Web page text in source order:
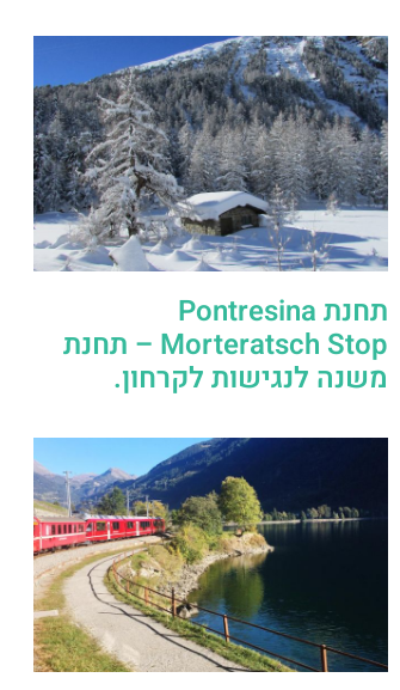
תחנת Pontresina
Morteratsch Stop – תחנת
משנה לנגישות לקרחון.